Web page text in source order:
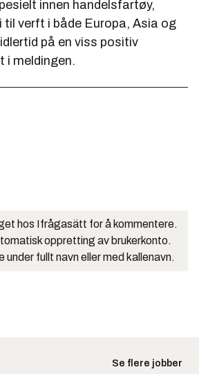
innen handelsfartøy,
til verft i både Europa, Asia og
på en viss positiv
i meldingen.
hos Ifrågasätt for å kommentere.
oppretting av brukerkonto.
under fullt navn eller med kallenavn.
Se flere jobber